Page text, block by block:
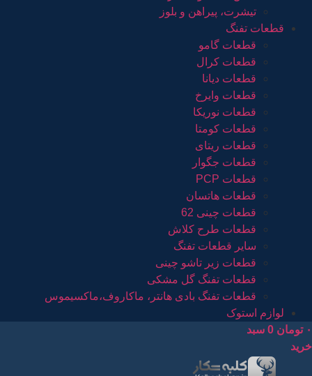
تیشرت، پیراهن و بلوز
قطعات تفنگ
قطعات گامو
قطعات کرال
قطعات دیانا
قطعات وایرخ
قطعات نوریکا
قطعات کومتا
قطعات ریتای
قطعات جگوار
قطعات PCP
قطعات هاتسان
قطعات چینی 62
قطعات طرح کلاش
سایر قطعات تفنگ
قطعات زیر تاشو چینی
قطعات تفنگ گل مشکی
قطعات تفنگ بادی هانتر، ماکاروف،ماکسیموس
لوازم استوک
۰ تومان 0 سبد
خرید